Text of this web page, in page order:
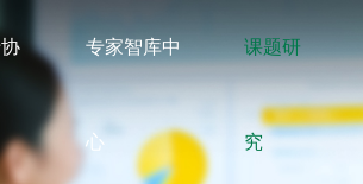
专家智库中
心
课题研
究